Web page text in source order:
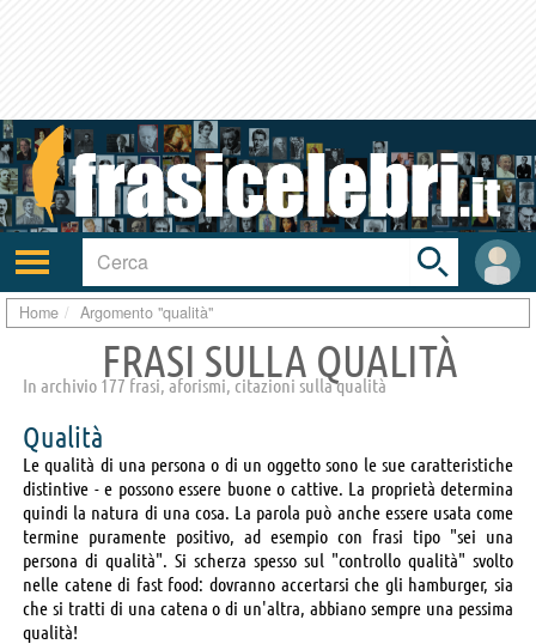
Attiva/disattiva
navigazione
User
area
Toggle
search
bar
Home Argomento "qualità"
FRASI SULLA QUALITÀ
In archivio 177 frasi, aforismi, citazioni sulla qualità
Qualità
Le qualità di una persona o di un oggetto sono le sue caratteristiche
distintive - e possono essere buone o cattive. La proprietà determina
quindi la natura di una cosa. La parola può anche essere usata come
termine puramente positivo, ad esempio con frasi tipo "sei una
persona di qualità". Si scherza spesso sul "controllo qualità" svolto
nelle catene di fast food: dovranno accertarsi che gli hamburger, sia
che si tratti di una catena o di un'altra, abbiano sempre una pessima
qualità!